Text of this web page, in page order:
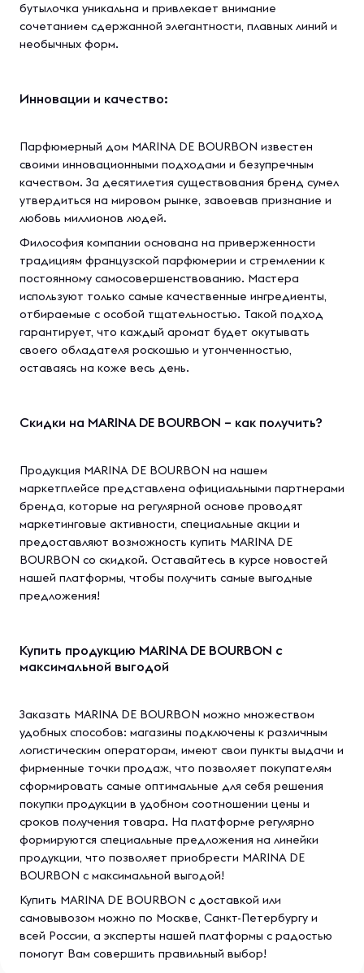
бутылочка уникальна и привлекает внимание
сочетанием сдержанной элегантности, плавных линий и
необычных форм.
Инновации и качество:
Парфюмерный дом MARINA DE BOURBON известен
своими инновационными подходами и безупречным
качеством. За десятилетия существования бренд сумел
утвердиться на мировом рынке, завоевав признание и
любовь миллионов людей.
Философия компании основана на приверженности
традициям французской парфюмерии и стремлении к
постоянному самосовершенствованию. Мастера
используют только самые качественные ингредиенты,
отбираемые с особой тщательностью. Такой подход
гарантирует, что каждый аромат будет окутывать
своего обладателя роскошью и утонченностью,
оставаясь на коже весь день.
Скидки на MARINA DE BOURBON – как получить?
Продукция MARINA DE BOURBON на нашем
маркетплейсе представлена официальными партнерами
бренда, которые на регулярной основе проводят
маркетинговые активности, специальные акции и
предоставляют возможность купить MARINA DE
BOURBON со скидкой. Оставайтесь в курсе новостей
нашей платформы, чтобы получить самые выгодные
предложения!
Купить продукцию MARINA DE BOURBON с
максимальной выгодой
Заказать MARINA DE BOURBON можно множеством
удобных способов: магазины подключены к различным
логистическим операторам, имеют свои пункты выдачи и
фирменные точки продаж, что позволяет покупателям
сформировать самые оптимальные для себя решения
покупки продукции в удобном соотношении цены и
сроков получения товара. На платформе регулярно
формируются специальные предложения на линейки
продукции, что позволяет приобрести MARINA DE
BOURBON с максимальной выгодой!
Купить MARINA DE BOURBON с доставкой или
самовывозом можно по Москве, Санкт-Петербургу и
всей России, а эксперты нашей платформы с радостью
помогут Вам совершить правильный выбор!